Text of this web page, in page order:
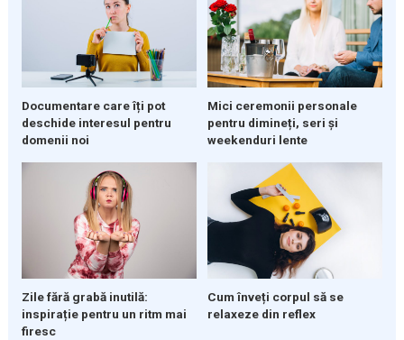
Documentare care îți pot
deschide interesul pentru
domenii noi
Mici ceremonii personale
pentru dimineți, seri și
weekenduri lente
Zile fără grabă inutilă:
inspirație pentru un ritm mai
firesc
Cum înveți corpul să se
relaxeze din reflex